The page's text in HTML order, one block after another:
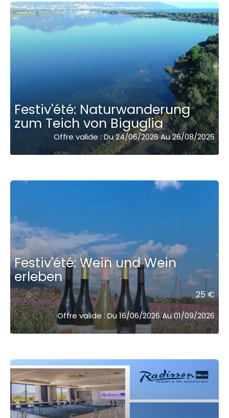
Festiv'été: Naturwanderung
zum Teich von Biguglia
Offre valide : Du 24/06/2026 Au 26/08/2026
Festiv'été: Wein und Wein
erleben
25 €
Offre valide : Du 16/06/2026 Au 01/09/2026